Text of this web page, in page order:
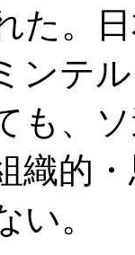
た。
ンテ
も、
織的
い。